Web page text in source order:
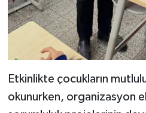
Etkinlikte çocukların
okunurken, organizasyon